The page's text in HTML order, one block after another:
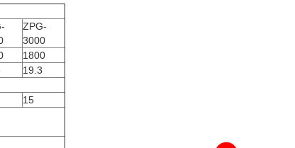
ZPG-
3000
1800
19.3
15